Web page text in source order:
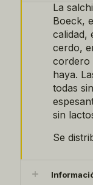
La
Boeck,
calidad,
cerdo,
cordero
haya.
todas
sin
Se